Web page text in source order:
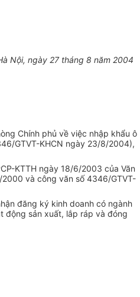
Nội, ngày 27 tháng 8 năm 2004
Chính phủ về việc nhập khẩu ô
GTVT-KHCN ngày 23/8/2004),
KTTH ngày 18/6/2003 của Văn
và công văn số 4346/GTVT-
đăng ký kinh doanh có ngành
động sản xuất, lắp ráp và đóng